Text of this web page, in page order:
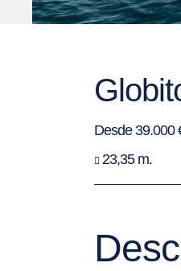
Desde 39.000
23,35 m.